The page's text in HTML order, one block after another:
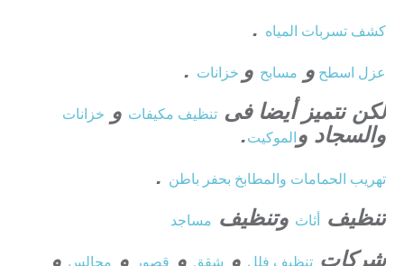
كشف تسربات المياه .
عزل اسطح و مسابح و خزانات .
لكن نتميز أيضا فى تنظيف مكيفات و خزانات
والسجاد والموكيت.
تهريب الحمامات والمطابخ بحفر باطن .
تنظيف أثاث وتنظيف مساجد
شركات تنظيف فلل و شقق و قصور و مجالس و